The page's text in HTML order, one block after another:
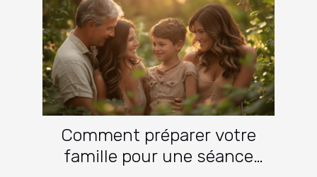
Comment préparer votre
famille pour une séance